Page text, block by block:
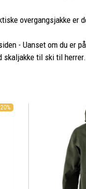
overgangsjakke er
- Uanset om du er
skaljakke til ski til herrer.
20%